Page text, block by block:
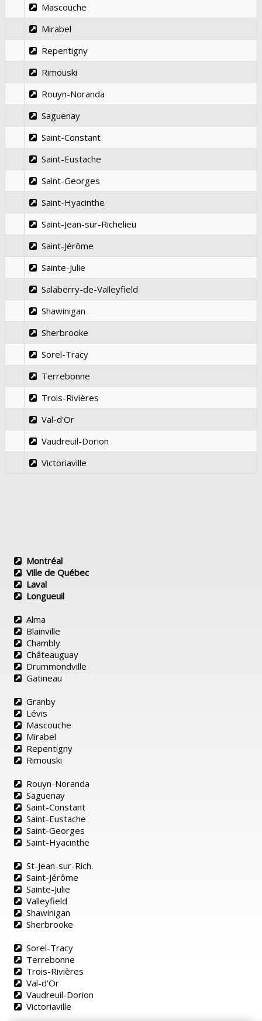
Mascouche
Mirabel
Repentigny
Rimouski
Rouyn-Noranda
Saguenay
Saint-Constant
Saint-Eustache
Saint-Georges
Saint-Hyacinthe
Saint-Jean-sur-Richelieu
Saint-Jérôme
Sainte-Julie
Salaberry-de-Valleyfield
Shawinigan
Sherbrooke
Sorel-Tracy
Terrebonne
Trois-Rivières
Val-d'Or
Vaudreuil-Dorion
Victoriaville
Montréal
Ville de Québec
Laval
Longueuil
Alma
Blainville
Chambly
Châteauguay
Drummondville
Gatineau
Granby
Lévis
Mascouche
Mirabel
Repentigny
Rimouski
Rouyn-Noranda
Saguenay
Saint-Constant
Saint-Eustache
Saint-Georges
Saint-Hyacinthe
St-Jean-sur-Rich.
Saint-Jérôme
Sainte-Julie
Valleyfield
Shawinigan
Sherbrooke
Sorel-Tracy
Terrebonne
Trois-Rivières
Val-d'Or
Vaudreuil-Dorion
Victoriaville